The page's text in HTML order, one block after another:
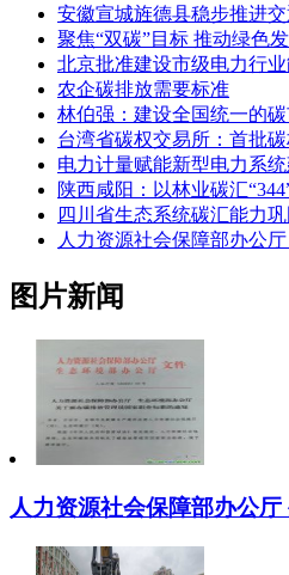
安徽宣城旌德县稳步推进
聚焦“双碳”目标 推动绿色
北京批准建设市级电力行
农企碳排放需要标准
林伯强：建设全国统一的
台湾省碳权交易所：首批
电力计量赋能新型电力系
陕西咸阳：以林业碳汇
四川省生态系统碳汇能力
人力资源社会保障部办公
图片新闻
人力资源社会保障部办公